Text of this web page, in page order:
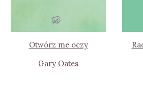
Otwórz me oczy
Gary Oates